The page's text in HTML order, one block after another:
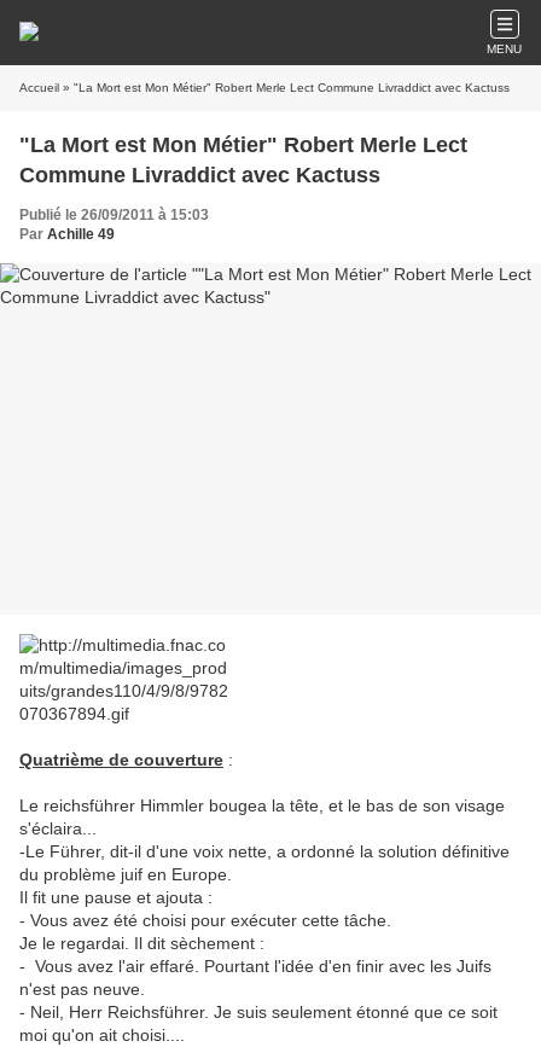
MENU
Accueil » "La Mort est Mon Métier" Robert Merle Lect Commune Livraddict avec Kactuss
"La Mort est Mon Métier" Robert Merle Lect
Commune Livraddict avec Kactuss
Publié le 26/09/2011 à 15:03
Par Achille 49
Quatrième de couverture :
Le reichsführer Himmler bougea la tête, et le bas de son visage
s'éclaira...
-Le Führer, dit-il d'une voix nette, a ordonné la solution définitive
du problème juif en Europe.
Il fit une pause et ajouta :
- Vous avez été choisi pour exécuter cette tâche.
Je le regardai. Il dit sèchement :
- Vous avez l'air effaré. Pourtant l'idée d'en finir avec les Juifs
n'est pas neuve.
- Neil, Herr Reichsführer. Je suis seulement étonné que ce soit
moi qu'on ait choisi....